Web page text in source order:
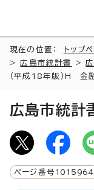
現在の位置： トップ
>広島市統計書 >
（平成18年版）H 金
広島市統計
ページ番号 1015964